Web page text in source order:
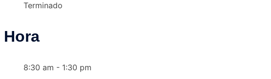
Terminado
Hora
8:30 am - 1:30 pm